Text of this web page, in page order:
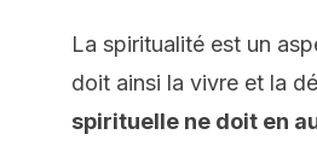
La spiritualité est un
doit ainsi la vivre et la
spirituelle ne doit en